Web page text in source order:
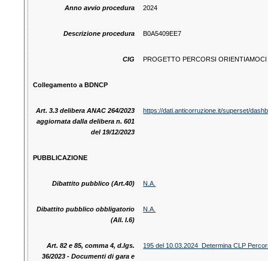
Anno avvio procedura 2024
Descrizione procedura B0A5409EE7
CIG PROGETTO PERCORSI
Collegamento a BDNCP
Art. 3.3 delibera ANAC 264/2023
aggiornata dalla delibera n. 601
del 19/12/2023
https://dati.anticorruzione.it/superset/
PUBBLICAZIONE
Dibattito pubblico (Art.40) N.A.
Dibattito pubblico obbligatorio
(All. I.6)
N.A.
Art. 82 e 85, comma 4, d.lgs.
36/2023 - Documenti di gara e
195 del 10.03.2024_Determina CLP